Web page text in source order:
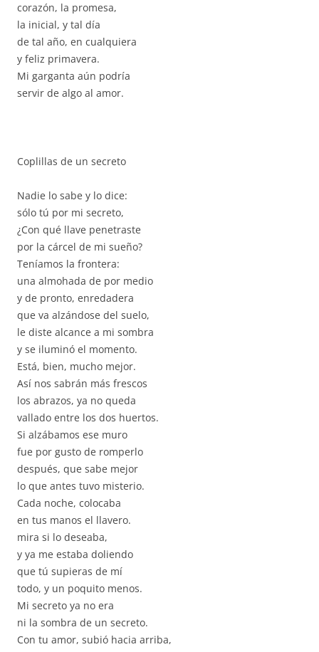
corazón, la promesa,
la inicial, y tal día
de tal año, en cualquiera
y feliz primavera.
Mi garganta aún podría
servir de algo al amor.
Coplillas de un secreto
Nadie lo sabe y lo dice:
sólo tú por mi secreto,
¿Con qué llave penetraste
por la cárcel de mi sueño?
Teníamos la frontera:
una almohada de por medio
y de pronto, enredadera
que va alzándose del suelo,
le diste alcance a mi sombra
y se iluminó el momento.
Está, bien, mucho mejor.
Así nos sabrán más frescos
los abrazos, ya no queda
vallado entre los dos huertos.
Si alzábamos ese muro
fue por gusto de romperlo
después, que sabe mejor
lo que antes tuvo misterio.
Cada noche, colocaba
en tus manos el llavero.
mira si lo deseaba,
y ya me estaba doliendo
que tú supieras de mí
todo, y un poquito menos.
Mi secreto ya no era
ni la sombra de un secreto.
Con tu amor, subió hacia arriba,